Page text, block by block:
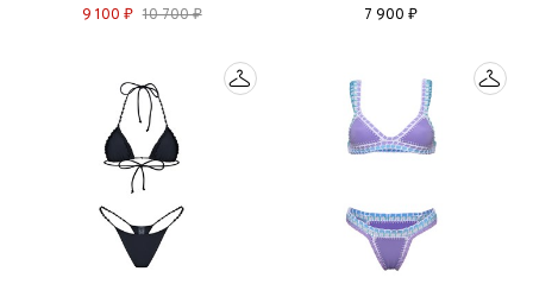
9 100 ₽ 10 700 ₽
7 900 ₽